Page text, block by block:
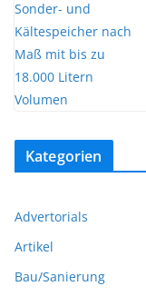
Kategorien
Advertorials
Artikel
Bau/Sanierung